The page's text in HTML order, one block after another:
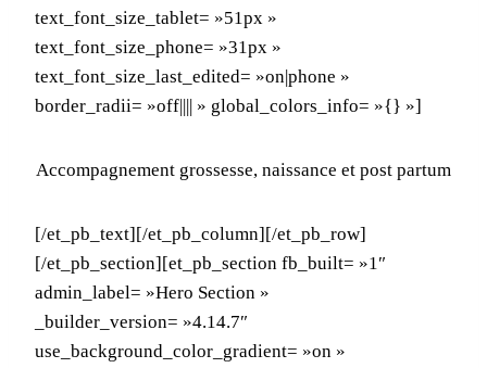
text_font_size_tablet= »51px »
text_font_size_phone= »31px »
text_font_size_last_edited= »on|phone »
border_radii= »off|||| » global_colors_info= »{} »]
Accompagnement grossesse, naissance et post partum
[/et_pb_text][/et_pb_column][/et_pb_row]
[/et_pb_section][et_pb_section fb_built= »1″
admin_label= »Hero Section »
_builder_version= »4.14.7″
use_background_color_gradient= »on »